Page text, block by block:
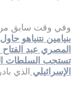
وفي وقت سابق من
بنيامين نتنياهو
المصري عبد
تستجب السلطات
الإسرائيلي الذي